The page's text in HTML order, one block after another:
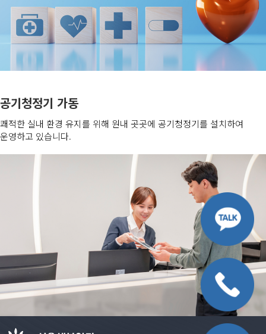
공기청정기 가동
쾌적한 실내 환경 유지를 위해 원내 곳곳에 공기청정기를 설치하여
운영하고 있습니다.